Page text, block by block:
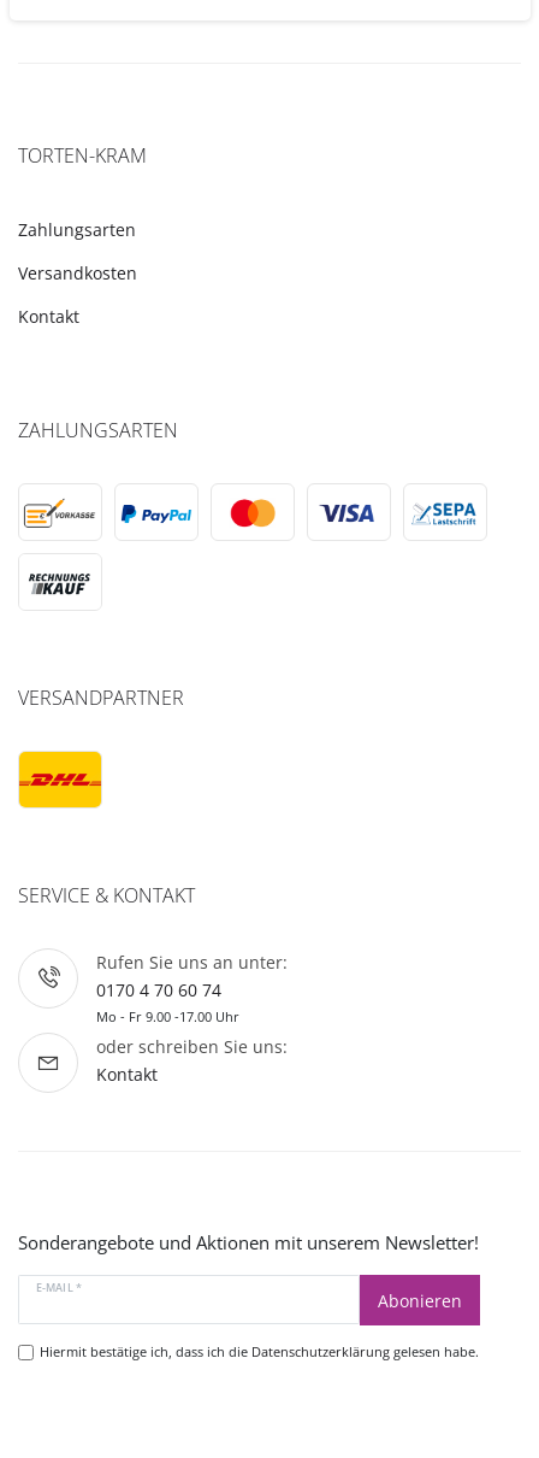
TORTEN-KRAM
Zahlungsarten
Versandkosten
Kontakt
ZAHLUNGSARTEN
VERSANDPARTNER
SERVICE & KONTAKT
Rufen Sie uns an unter:
0170 4 70 60 74
Mo - Fr 9.00 -17.00 Uhr
oder schreiben Sie uns:
Kontakt
Sonderangebote und Aktionen mit unserem Newsletter!
E-MAIL *
Abonieren
Hiermit bestätige ich, dass ich die Datenschutzerklärunggelesen habe.